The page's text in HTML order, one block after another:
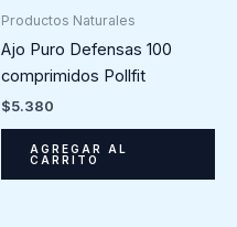
Productos Naturales
Ajo Puro Defensas 100
comprimidos Pollfit
$5.380
AGREGAR AL
CARRITO